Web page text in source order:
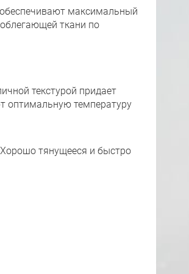
обеспечивают максимальный
ткани по
текстурой придает
оптимальную температуру
тянущееся и быстро